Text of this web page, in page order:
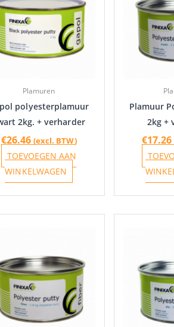
Plamuren
polyesterplamuur
2kg. + verharder
€26.46 (excl. BTW)
TOEVOEGEN AAN
WINKELWAGEN
Plamuur
2kg +
€17.26